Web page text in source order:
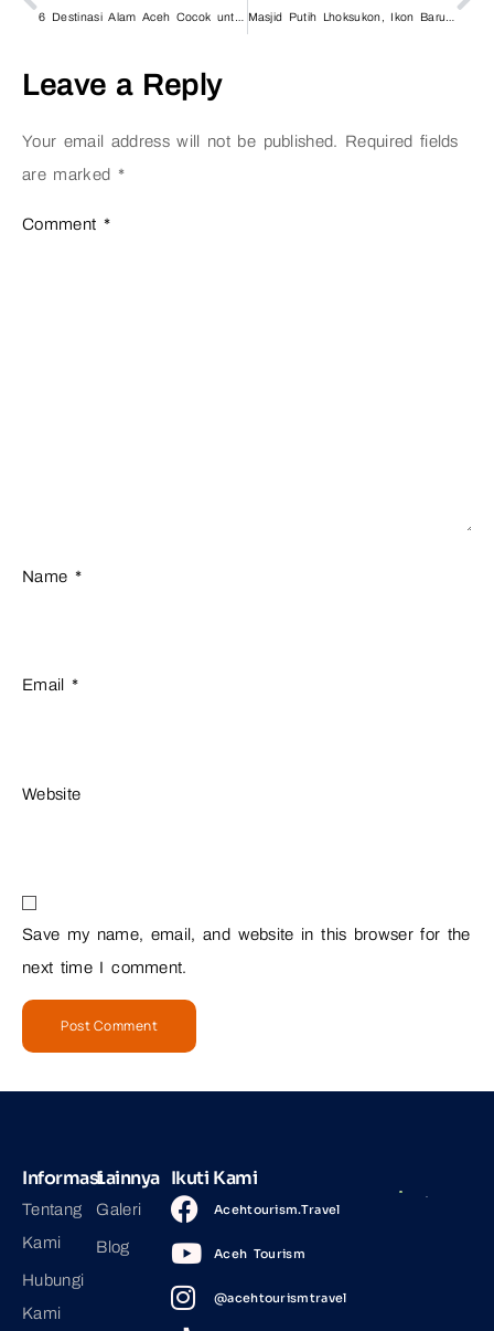
Leave a Reply
Your email address will not be published. Required fields
are marked *
Comment *
Name *
Email *
Website
Save my name, email, and website in this browser for the
next time I comment.
Informasi
Tentang
Kami
Hubungi
Kami
Lainnya
Galeri
Blog
Ikuti Kami
Acehtourism.Travel
Aceh Tourism
@acehtourismtravel